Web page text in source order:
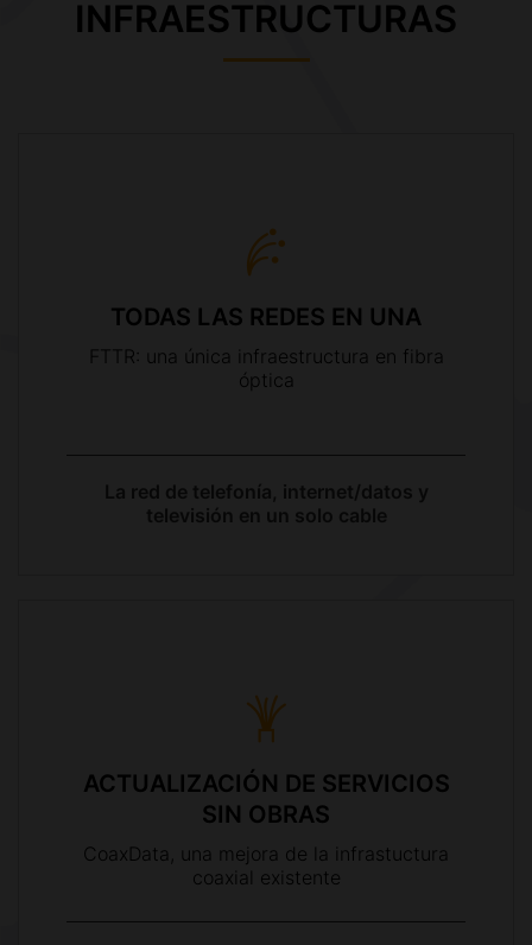
INFRAESTRUCTURAS
TODAS LAS REDES EN UNA
FTTR: una única infraestructura en fibra
óptica
La red de telefonía, internet/datos y
televisión en un solo cable
ACTUALIZACIÓN DE SERVICIOS
SIN OBRAS
CoaxData, una mejora de la infrastuctura
coaxial existente